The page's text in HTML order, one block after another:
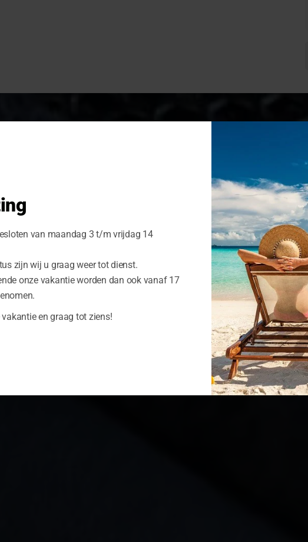
van maandag 3 t/m vrijdag 14
zijn wij u graag weer tot dienst.
onze vakantie worden dan ook vanaf 17
en graag tot ziens!